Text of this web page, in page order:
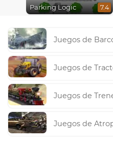
Parking Logic 7.4
Juegos de
Juegos de
Juegos de
Juegos de